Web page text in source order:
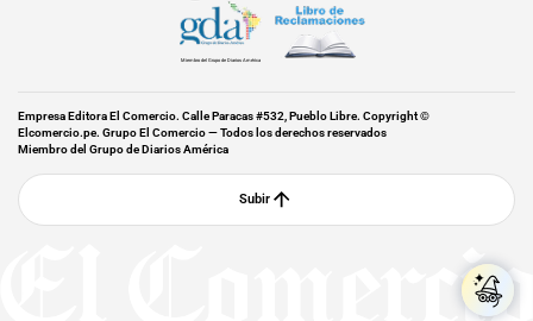
Miembro del Grupo de Diarios América
Empresa Editora El Comercio. Calle Paracas #532, Pueblo Libre. Copyright ©
Elcomercio.pe. Grupo El Comercio — Todos los derechos reservados
Miembro del Grupo de Diarios América
Subir